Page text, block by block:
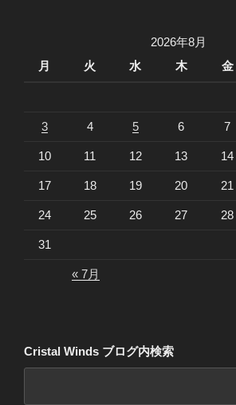
2026年8月
月
火 水 木 金
3 4 5 6 7
10 11 12 13 14
17 18 19 20 21
24 25 26 27 28
31
« 7月
Cristal Winds ブログ内検索